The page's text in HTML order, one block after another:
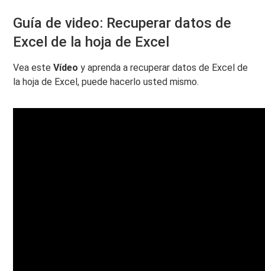
Guía de video: Recuperar datos de
Excel de la hoja de Excel
Vea esteVídeo y aprenda a recuperar datos de Excel de
la hoja de Excel, puede hacerlo usted mismo.